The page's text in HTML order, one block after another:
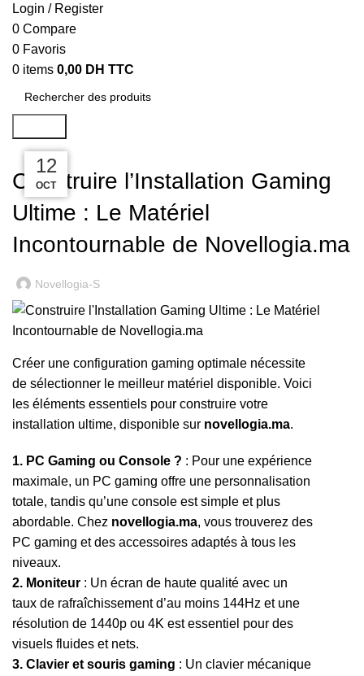
Login / Register
0 Compare
0 Favoris
0 items 0,00 DH TTC
DESKTOP,
Construire l’Installation Gaming
Ultime : Le Matériel
Incontournable de Novellogia.ma
Novellogia-S
12
OCT
Créer une configuration gaming optimale nécessite
de sélectionner le meilleur matériel disponible. Voici
les éléments essentiels pour construire votre
installation ultime, disponible sur novellogia.ma.
1. PC Gaming ou Console ? : Pour une expérience
maximale, un PC gaming offre une personnalisation
totale, tandis qu’une console est simple et plus
abordable. Chez novellogia.ma, vous trouverez des
PC gaming et des accessoires adaptés à tous les
niveaux.
2. Moniteur : Un écran de haute qualité avec un
taux de rafraîchissement d’au moins 144Hz et une
résolution de 1440p ou 4K est essentiel pour des
visuels fluides et nets.
3. Clavier et souris gaming : Un clavier mécanique
12
OCT
12
OCT
12
OCT